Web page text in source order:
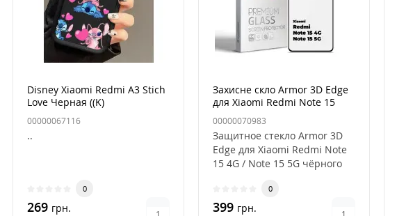
Disney Xiaomi Redmi A3 Stich
Love Черная ((K)
00000067116
..
0
269 грн.
Захисне скло Armor 3D Edge
для Xiaomi Redmi Note 15
4G/Note15 5G Чёрный
00000070983
Защитное стекло Armor 3D
Edge для Xiaomi Redmi Note
15 4G / Note 15 5G чёрного
0
399 грн.